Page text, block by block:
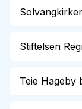
Stiftelsen
Teie Hageby